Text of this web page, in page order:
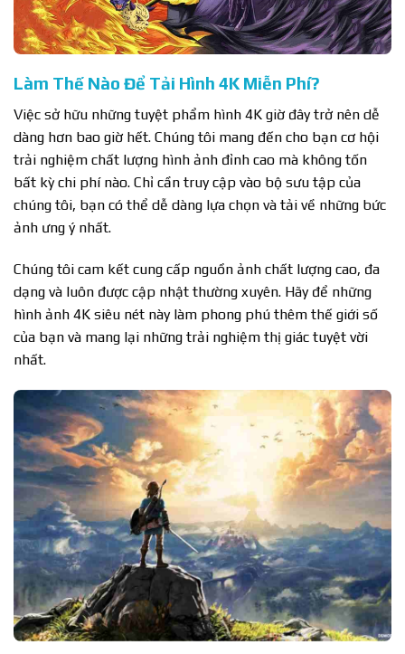
Làm Thế Nào Để Tải Hình 4K Miễn Phí?
Việc sở hữu những tuyệt phẩm hình 4K giờ đây trở nên dễ
dàng hơn bao giờ hết. Chúng tôi mang đến cho bạn cơ hội
trải nghiệm chất lượng hình ảnh đỉnh cao mà không tốn
bất kỳ chi phí nào. Chỉ cần truy cập vào bộ sưu tập của
chúng tôi, bạn có thể dễ dàng lựa chọn và tải về những bức
ảnh ưng ý nhất.
Chúng tôi cam kết cung cấp nguồn ảnh chất lượng cao, đa
dạng và luôn được cập nhật thường xuyên. Hãy để những
hình ảnh 4K siêu nét này làm phong phú thêm thế giới số
của bạn và mang lại những trải nghiệm thị giác tuyệt vời
nhất.